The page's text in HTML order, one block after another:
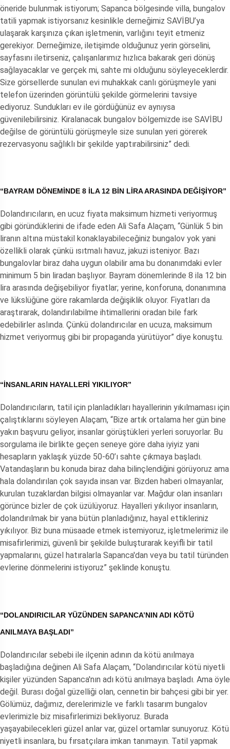
öneride bulunmak istiyorum; Sapanca bölgesinde villa, bungalov
tatili yapmak istiyorsanız kesinlikle derneğimiz SAVİBU’ya
ulaşarak karşınıza çıkan işletmenin, varlığını teyit etmeniz
gerekiyor. Derneğimize, iletişimde olduğunuz yerin görselini,
sayfasını iletirseniz, çalışanlarımız hızlıca bakarak geri dönüş
sağlayacaklar ve gerçek mi, sahte mi olduğunu söyleyeceklerdir.
Size görsellerde sunulan evi muhakkak canlı görüşmeyle yani
telefon üzerinden görüntülü şekilde görmelerini tavsiye
ediyoruz. Sundukları ev ile gördüğünüz ev aynıysa
güvenilebilirsiniz. Kiralanacak bungalov bölgemizde ise SAVİBU
değilse de görüntülü görüşmeyle size sunulan yeri görerek
rezervasyonu sağlıklı bir şekilde yaptırabilirsiniz” dedi.
“BAYRAM DÖNEMİNDE 8 İLA 12 BİN LİRA ARASINDA DEĞİŞİYOR”
Dolandırıcıların, en ucuz fiyata maksimum hizmeti veriyormuş
gibi göründüklerini de ifade eden Ali Safa Alaçam, “Günlük 5 bin
liranın altına müstakil konaklayabileceğiniz bungalov yok yani
özellikli olarak çünkü ısıtmalı havuz, jakuzi isteniyor. Bazı
bungalovlar biraz daha uygun olabilir ama bu donanımdaki evler
minimum 5 bin liradan başlıyor. Bayram dönemlerinde 8 ila 12 bin
lira arasında değişebiliyor fiyatlar; yerine, konforuna, donanımına
ve lükslüğüne göre rakamlarda değişiklik oluyor. Fiyatları da
araştırarak, dolandırılabilme ihtimallerini oradan bile fark
edebilirler aslında. Çünkü dolandırıcılar en ucuza, maksimum
hizmet veriyormuş gibi bir propaganda yürütüyor” diye konuştu.
“İNSANLARIN HAYALLERİ YIKILIYOR”
Dolandırıcıların, tatil için planladıkları hayallerinin yıkılmaması için
çalıştıklarını söyleyen Alaçam, “Bize artık ortalama her gün bine
yakın başvuru geliyor, insanlar görüştükleri yerleri soruyorlar. Bu
sorgulama ile birlikte geçen seneye göre daha iyiyiz yani
hesapların yaklaşık yüzde 50-60’ı sahte çıkmaya başladı.
Vatandaşların bu konuda biraz daha bilinçlendiğini görüyoruz ama
hala dolandırılan çok sayıda insan var. Bizden haberi olmayanlar,
kurulan tuzaklardan bilgisi olmayanlar var. Mağdur olan insanları
görünce bizler de çok üzülüyoruz. Hayalleri yıkılıyor insanların,
dolandırılmak bir yana bütün planladığınız, hayal ettikleriniz
yıkılıyor. Biz buna müsaade etmek istemiyoruz, işletmelerimiz ile
misafirlerimizi, güvenli bir şekilde buluşturarak keyifli bir tatil
yapmalarını, güzel hatıralarla Sapanca'dan veya bu tatil türünden
evlerine dönmelerini istiyoruz” şeklinde konuştu.
“DOLANDIRICILAR YÜZÜNDEN SAPANCA’NIN ADI KÖTÜ
ANILMAYA BAŞLADI”
Dolandırıcılar sebebi ile ilçenin adının da kötü anılmaya
başladığına değinen Ali Safa Alaçam, “Dolandırıcılar kötü niyetli
kişiler yüzünden Sapanca'nın adı kötü anılmaya başladı. Ama öyle
değil. Burası doğal güzelliği olan, cennetin bir bahçesi gibi bir yer.
Gölümüz, dağımız, derelerimizle ve farklı tasarım bungalov
evlerimizle biz misafirlerimizi bekliyoruz. Burada
yaşayabilecekleri güzel anlar var, güzel ortamlar sunuyoruz. Kötü
niyetli insanlara, bu fırsatçılara imkan tanımayın. Tatil yapmak